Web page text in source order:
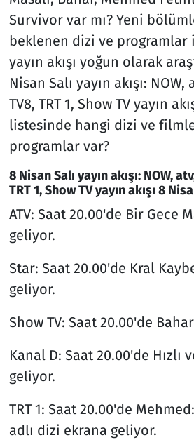
Survivor var mı? Yeni
beklenen dizi ve programlar
yayın akışı yoğun olarak
Nisan Salı yayın akışı:
TV8, TRT 1, Show TV yayın
listesinde hangi dizi ve
programlar var?
8 Nisan Salı yayın akışı: NOW,
TRT 1, Show TV yayın akışı 8
ATV: Saat 20.00'de Bir Gece
geliyor.
Star: Saat 20.00'de Kral
geliyor.
Show TV: Saat 20.00'de
Kanal D: Saat 20.00'de Hızlı
geliyor.
TRT 1: Saat 20.00'de
adlı dizi ekrana geliyor.